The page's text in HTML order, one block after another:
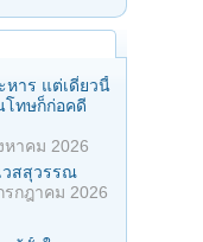
าร แต่เดี๋ยวนี้
โทษก็ก่อคดี
หาคม 2026
วสสุวรรณ
รกฎาคม 2026